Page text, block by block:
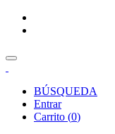
BÚSQUEDA
Entrar
Carrito (0)